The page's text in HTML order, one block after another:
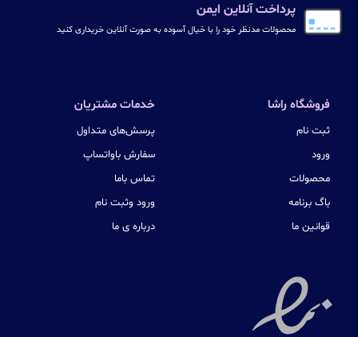
پرداخت آنلاین ایمن
محصولات مدنظر خود را با خیال آسوده به صورت آنلاین خریداری کنید
فروشگاه راشا
ثبت نام
ورود
محصولات
باگ برنامه
قوانین ما
خدمات مشتریان
پرسش‌های متداول
سفارش باواتساپ
تماس باما
ورود وثبت نام
درباره ی ما